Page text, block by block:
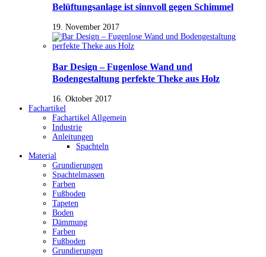
Belüftungsanlage ist sinnvoll gegen Schimmel
19. November 2017
Bar Design – Fugenlose Wand und
Bodengestaltung perfekte Theke aus Holz
16. Oktober 2017
Fachartikel
Fachartikel Allgemein
Industrie
Anleitungen
Spachteln
Material
Grundierungen
Spachtelmassen
Farben
Fußboden
Tapeten
Boden
Dämmung
Farben
Fußboden
Grundierungen